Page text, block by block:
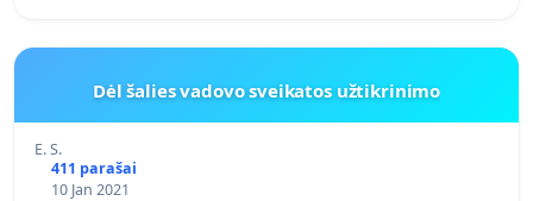
Dėl šalies vadovo sveikatos užtikrinimo
E. S.
411 parašai
10 Jan 2021